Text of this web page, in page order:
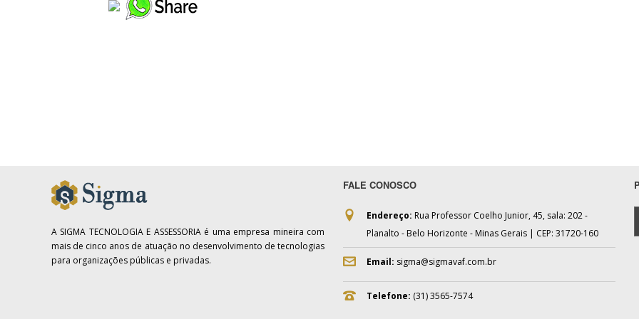
A SIGMA TECNOLOGIA E ASSESSORIA é uma empresa mineira com
mais de cinco anos de atuação no desenvolvimento de tecnologias
para organizações públicas e privadas.
FALE CONOSCO
Endereço: Rua Professor Coelho Junior, 45, sala: 202 -
Planalto - Belo Horizonte - Minas Gerais | CEP: 31720-160
Email: sigma@sigmavaf.com.br
Telefone: (31) 3565-7574